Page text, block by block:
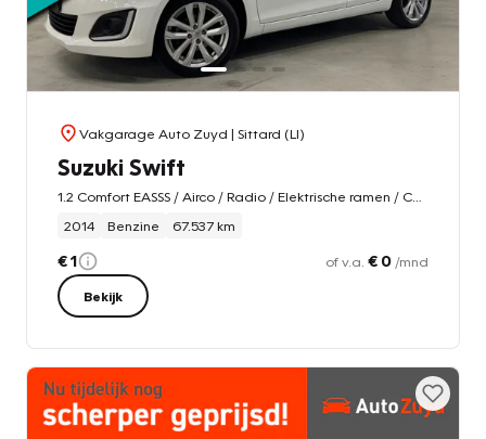
Vakgarage Auto Zuyd | Sittard (LI)
Suzuki Swift
2014
Benzine 67.537 km
€ 1 of v.a. € 0 /mnd
Bekijk